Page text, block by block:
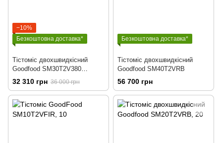
−10%
Безкоштовна доставка*
Тістоміс двохшвидкісний
Goodfood SM30T2V380
промисловий
32 310 грн 36 000 грн
Безкоштовна доставка*
Тістоміс двохшвидкісний
Goodfood SM40T2VRB
56 700 грн